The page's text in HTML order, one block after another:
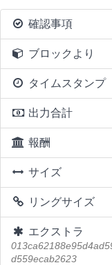
確認事項
ブロックより
タイムスタンプ
出力合計
報酬
サイズ
リングサイズ
エクストラ
d559ecab2623